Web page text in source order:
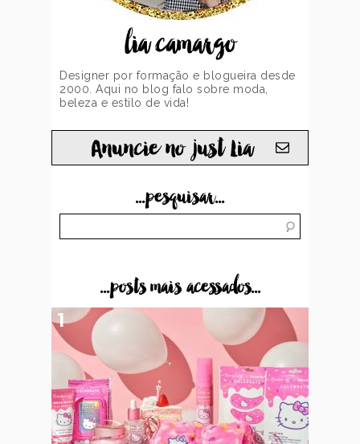
lia camargo
Designer por formação e blogueira desde
2000. Aqui no blog falo sobre moda,
beleza e estilo de vida!
Anuncie no just Lia
...pesquisar...
...posts mais acessados...
1